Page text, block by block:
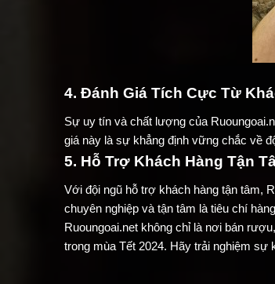
4. Đánh Giá Tích Cực Từ
Sự uy tín và chất lượng của
giá này là sự khẳng định vững chắc về
5. Hỗ Trợ Khách Hàng Tận
Với đội ngũ hỗ trợ khách hàng tận tâm,
chuyên nghiệp và tận tâm là tiêu chí
Ruoungoai.net không chỉ là nơi bán
trong mùa Tết 2024. Hãy trải nghiệm sự